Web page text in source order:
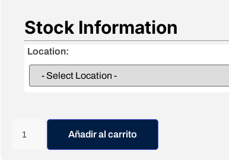
Stock Information
Location:
Añadir al carrito